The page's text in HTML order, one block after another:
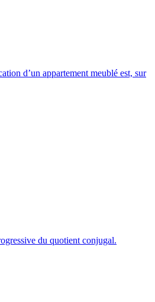
d’un appartement meublé est, sur
du quotient conjugal.